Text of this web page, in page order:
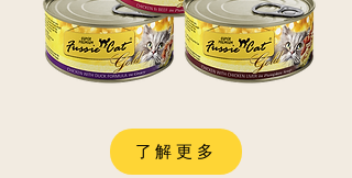
了解更多